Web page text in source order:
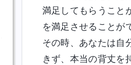
満足してもらうこと
を満足させることが
その時、あなたは自
きず、本当の背丈を